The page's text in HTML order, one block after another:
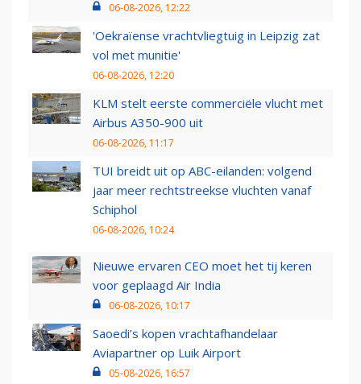
06-08-2026, 12:22
'Oekraïense vrachtvliegtuig in Leipzig zat
vol met munitie'
06-08-2026, 12:20
KLM stelt eerste commerciële vlucht met
Airbus A350-900 uit
06-08-2026, 11:17
TUI breidt uit op ABC-eilanden: volgend
jaar meer rechtstreekse vluchten vanaf
Schiphol
06-08-2026, 10:24
Nieuwe ervaren CEO moet het tij keren
voor geplaagd Air India
06-08-2026, 10:17
Saoedi’s kopen vrachtafhandelaar
Aviapartner op Luik Airport
05-08-2026, 16:57